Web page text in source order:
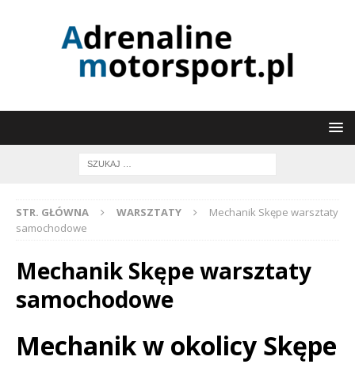
STR. GŁÓWNA WARSZTATY
Mechanik Skępe warsztaty
samochodowe
Mechanik Skępe warsztaty
samochodowe
Mechanik w okolicy Skępe